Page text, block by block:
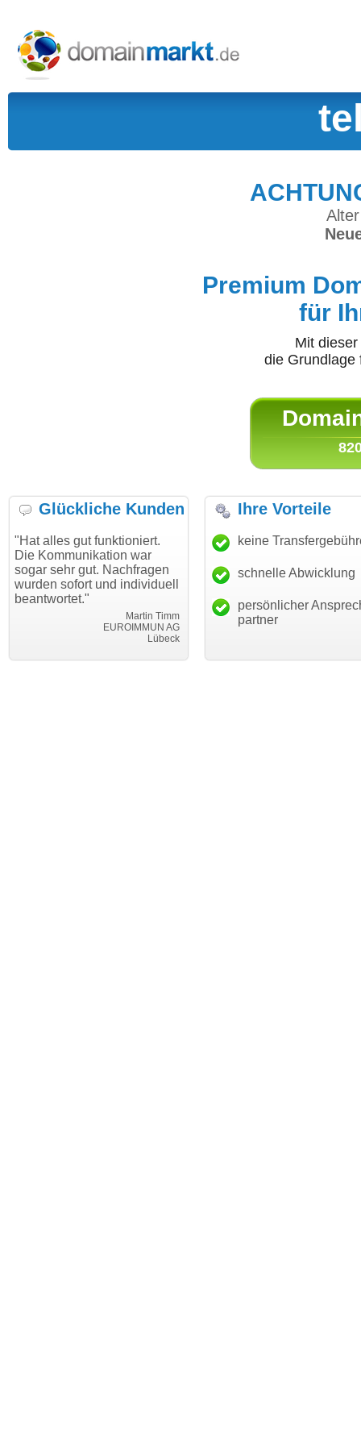
Premium
für
Mit
die
Glückliche Kunden
gut funktioniert.
war
gut. Nachfragen
und individuell
EUROIMMUN AG
"Danke für den schnellen
Transfer und guten Service!"
Thomas Schäfer
i can eckert communication GmbH
"Ich
haben.
mein
Ihre Vorteile
keine
schnelle Abwicklung
persönlicher
partner